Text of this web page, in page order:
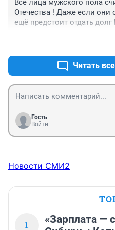
Все лица мужского пола
Отечества ! Даже если они
ещё предстоит отдать долг
Читать
Гость
Войти
Новости СМИ2
1
«Зарплата —